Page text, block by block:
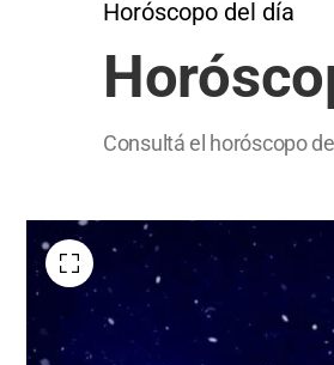
Horóscopo del día
Consultá el horóscopo